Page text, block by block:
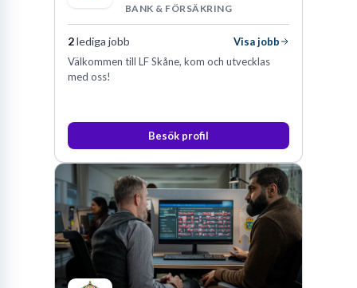
BANK & FÖRSÄKRING
2lediga jobb
Visa jobb
Välkommen till LF Skåne, kom och utvecklas
med oss!
Besök profil